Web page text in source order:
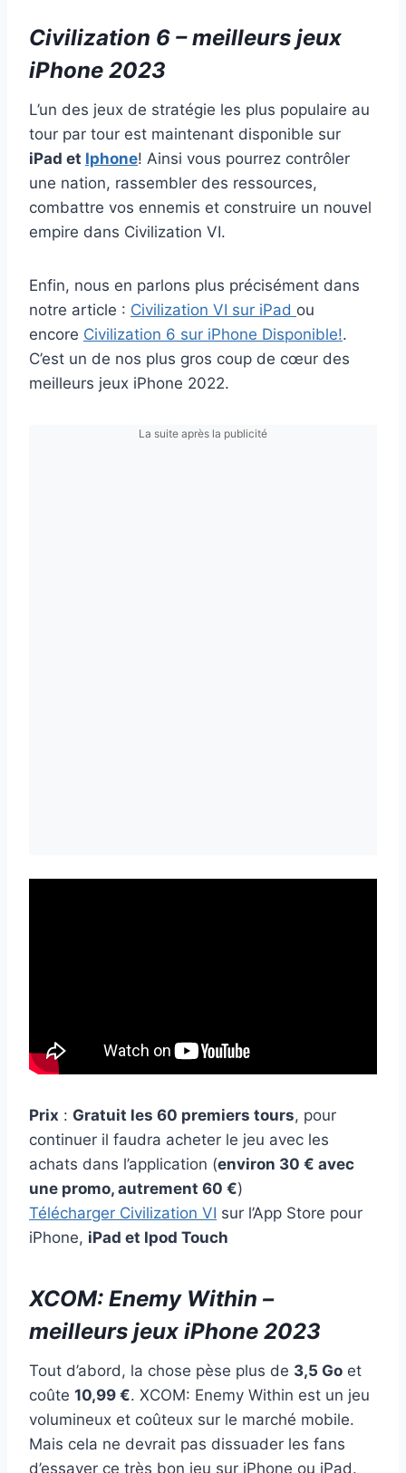
Civilization 6 – meilleurs jeux
iPhone 2023
L’un des jeux de stratégie les plus populaire au
tour par tour est maintenant disponible sur
iPad et Iphone! Ainsi vous pourrez contrôler
une nation, rassembler des ressources,
combattre vos ennemis et construire un nouvel
empire dans Civilization VI.
Enfin, nous en parlons plus précisément dans
notre article : Civilization VI sur iPad ou
encore Civilization 6 sur iPhone Disponible!.
C’est un de nos plus gros coup de cœur des
meilleurs jeux iPhone 2022.
La suite après la publicité
Prix : Gratuit les 60 premiers tours, pour
continuer il faudra acheter le jeu avec les
achats dans l’application (environ 30 € avec
une promo, autrement 60 €)
Télécharger Civilization VI sur l’App Store pour
iPhone, iPad et Ipod Touch
XCOM: Enemy Within –
meilleurs jeux iPhone 2023
Tout d’abord, la chose pèse plus de 3,5 Go et
coûte 10,99 €. XCOM: Enemy Within est un jeu
volumineux et coûteux sur le marché mobile.
Mais cela ne devrait pas dissuader les fans
d’essayer ce très bon jeu sur iPhone ou iPad.